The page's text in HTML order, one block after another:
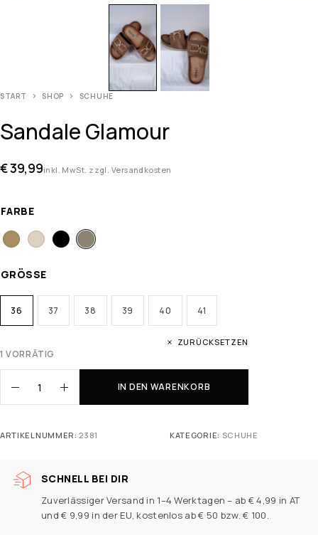
START SHOP SCHUHE
Sandale Glamour
€39,99inkl. MwSt. zzgl. Versandkosten
FARBE
GRÖSSE
36 37 38 39 40 41
ZURÜCKSETZEN
1 VORRÄTIG
IN DEN WARENKORB
ARTIKELNUMMER:2381 KATEGORIE: SCHUHE
SCHNELL BEI DIR
Zuverlässiger Versand in 1–4 Werktagen – ab € 4,99 in AT
und € 9,99 in der EU, kostenlos ab € 50 bzw. € 100.